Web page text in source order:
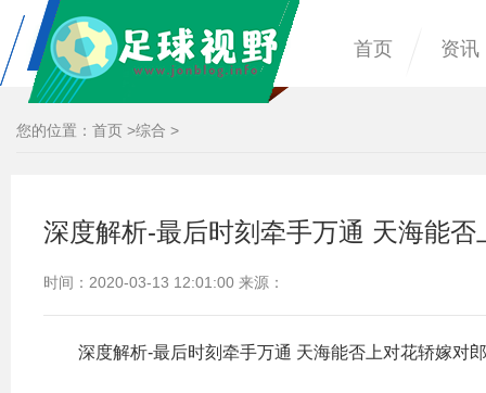
首页 资讯
您的位置： 首页 >综合 >
深度解析-最后时刻牵手万通 天海能
时间：2020-03-13 12:01:00 来源：
深度解析-最后时刻牵手万通 天海能否上对花轿嫁对